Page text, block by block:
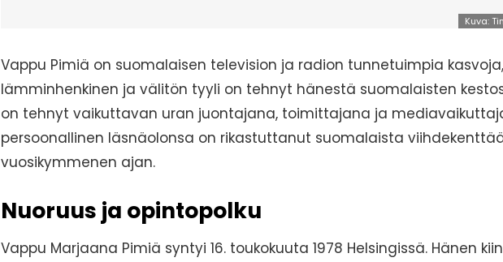
Kuva:
Vappu Pimiä on suomalaisen television ja radion tunnetuimpia
lämminhenkinen ja välitön tyyli on tehnyt hänestä suomalaisten
on tehnyt vaikuttavan uran juontajana, toimittajana ja
persoonallinen läsnäolonsa on rikastuttanut suomalaista
vuosikymmenen ajan.
Nuoruus ja opintopolku
Vappu Marjaana Pimiä syntyi 16. toukokuuta 1978 Helsingissä. Hänen